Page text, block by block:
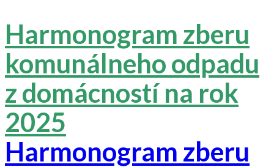
Harmonogram zberu
komunálneho odpadu
z domácností na rok
2025
Harmonogram zberu